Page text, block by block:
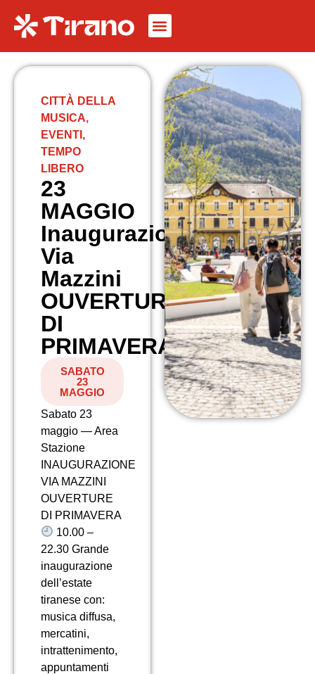
CITTÀ DELLA
MUSICA,
EVENTI ,
TEMPO
LIBERO
23
MAGGIO
Inaugurazione
Via
Mazzini
OUVERTURE
DI
PRIMAVERA
SABATO
23
MAGGIO
Sabato 23
maggio — Area
Stazione
INAUGURAZIONE
VIA MAZZINI
OUVERTURE
DI PRIMAVERA
10.00 –
22.30 Grande
inaugurazione
dell’estate
tiranese con:
musica diffusa,
mercatini,
intrattenimento,
appuntamenti